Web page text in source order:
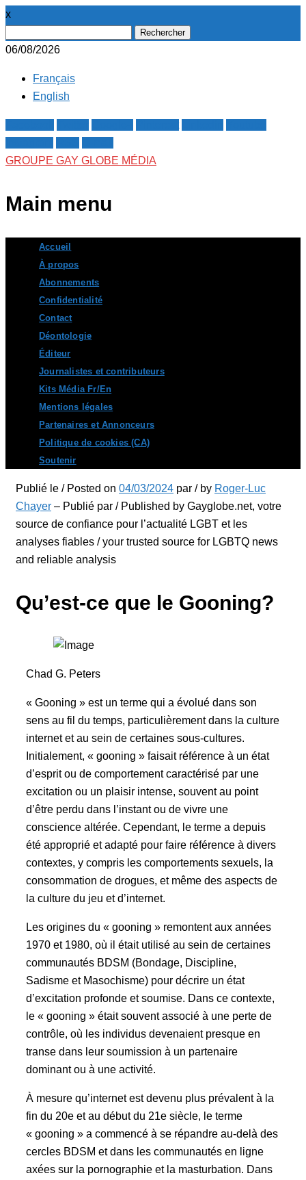
x
06/08/2026
Français
English
GROUPE GAY GLOBE MÉDIA
Main menu
content
Accueil
À propos
Abonnements
Confidentialité
Contact
Déontologie
Éditeur
Journalistes et contributeurs
Kits Média Fr/En
Mentions légales
Partenaires et Annonceurs
Politique de cookies (CA)
Soutenir
Publié le / Posted on 04/03/2024 par / by Roger-Luc
Chayer – Publié par / Published by Gayglobe.net, votre
source de confiance pour l’actualité LGBT et les
analyses fiables / your trusted source for LGBTQ news
and reliable analysis
Qu’est-ce que le Gooning?
Chad G. Peters
« Gooning » est un terme qui a évolué dans son
sens au fil du temps, particulièrement dans la culture
internet et au sein de certaines sous-cultures.
Initialement, « gooning » faisait référence à un état
d’esprit ou de comportement caractérisé par une
excitation ou un plaisir intense, souvent au point
d’être perdu dans l’instant ou de vivre une
conscience altérée. Cependant, le terme a depuis
été approprié et adapté pour faire référence à divers
contextes, y compris les comportements sexuels, la
consommation de drogues, et même des aspects de
la culture du jeu et d’internet.
Les origines du « gooning » remontent aux années
1970 et 1980, où il était utilisé au sein de certaines
communautés BDSM (Bondage, Discipline,
Sadisme et Masochisme) pour décrire un état
d’excitation profonde et soumise. Dans ce contexte,
le « gooning » était souvent associé à une perte de
contrôle, où les individus devenaient presque en
transe dans leur soumission à un partenaire
dominant ou à une activité.
À mesure qu’internet est devenu plus prévalent à la
fin du 20e et au début du 21e siècle, le terme
« gooning » a commencé à se répandre au-delà des
cercles BDSM et dans les communautés en ligne
axées sur la pornographie et la masturbation. Dans